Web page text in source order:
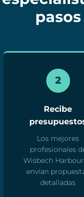
pasos
2
Recibe
Los mejores
profesionales
Wisbech
envían
detalladas